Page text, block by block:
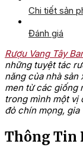
Chi tiết sản
Đánh giá
Rượu Vang Tây
những tuyệt tác
năng của nhà sản
men từ các giống
trong mình một vị
đỏ chín mọng, gia
Thông Tin